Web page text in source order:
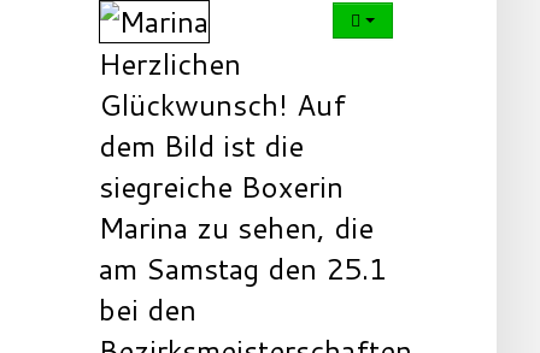
Herzlichen
Glückwunsch! Auf
dem Bild ist die
siegreiche Boxerin
Marina zu sehen, die
am Samstag den 25.1
bei den